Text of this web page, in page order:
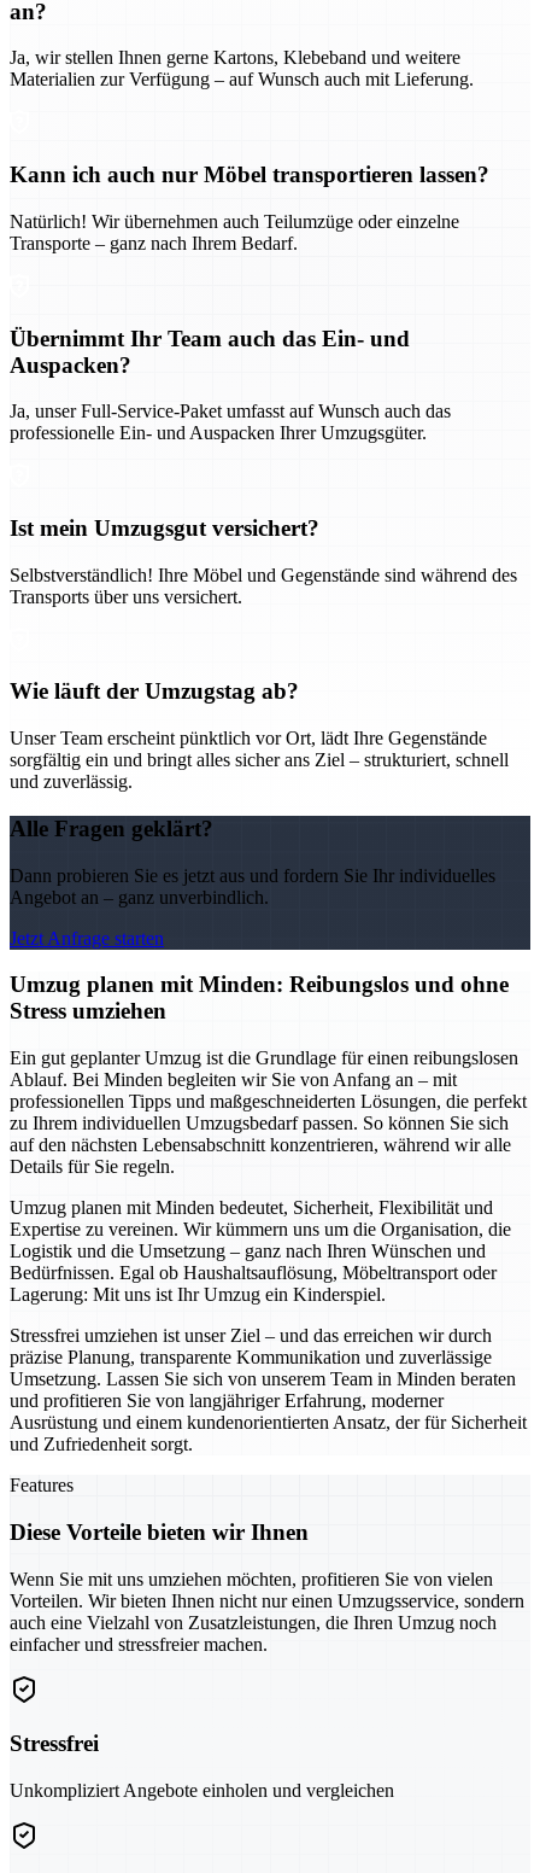
an?
Ja, wir stellen Ihnen gerne Kartons, Klebeband und weitere
Materialien zur Verfügung – auf Wunsch auch mit Lieferung.
Kann ich auch nur Möbel transportieren lassen?
Natürlich! Wir übernehmen auch Teilumzüge oder einzelne
Transporte – ganz nach Ihrem Bedarf.
Übernimmt Ihr Team auch das Ein- und
Auspacken?
Ja, unser Full-Service-Paket umfasst auf Wunsch auch das
professionelle Ein- und Auspacken Ihrer Umzugsgüter.
Ist mein Umzugsgut versichert?
Selbstverständlich! Ihre Möbel und Gegenstände sind während des
Transports über uns versichert.
Wie läuft der Umzugstag ab?
Unser Team erscheint pünktlich vor Ort, lädt Ihre Gegenstände
sorgfältig ein und bringt alles sicher ans Ziel – strukturiert, schnell
und zuverlässig.
Alle Fragen geklärt?
Dann probieren Sie es jetzt aus und fordern Sie Ihr individuelles
Angebot an – ganz unverbindlich.
Jetzt Anfrage starten
Umzug planen mit Minden: Reibungslos und ohne
Stress umziehen
Ein gut geplanter Umzug ist die Grundlage für einen reibungslosen
Ablauf. Bei Minden begleiten wir Sie von Anfang an – mit
professionellen Tipps und maßgeschneiderten Lösungen, die perfekt
zu Ihrem individuellen Umzugsbedarf passen. So können Sie sich
auf den nächsten Lebensabschnitt konzentrieren, während wir alle
Details für Sie regeln.
Umzug planen mit Minden bedeutet, Sicherheit, Flexibilität und
Expertise zu vereinen. Wir kümmern uns um die Organisation, die
Logistik und die Umsetzung – ganz nach Ihren Wünschen und
Bedürfnissen. Egal ob Haushaltsauflösung, Möbeltransport oder
Lagerung: Mit uns ist Ihr Umzug ein Kinderspiel.
Stressfrei umziehen ist unser Ziel – und das erreichen wir durch
präzise Planung, transparente Kommunikation und zuverlässige
Umsetzung. Lassen Sie sich von unserem Team in Minden beraten
und profitieren Sie von langjähriger Erfahrung, moderner
Ausrüstung und einem kundenorientierten Ansatz, der für Sicherheit
und Zufriedenheit sorgt.
Features
Diese Vorteile bieten wir Ihnen
Wenn Sie mit uns umziehen möchten, profitieren Sie von vielen
Vorteilen. Wir bieten Ihnen nicht nur einen Umzugsservice, sondern
auch eine Vielzahl von Zusatzleistungen, die Ihren Umzug noch
einfacher und stressfreier machen.
Stressfrei
Unkompliziert Angebote einholen und vergleichen